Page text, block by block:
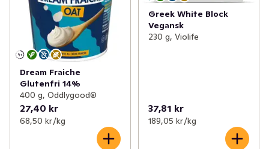
Dream Fraiche
Glutenfri 14%
400 g, Oddlygood®
27,40 kr
68,50 kr /kg
Greek White Block
Vegansk
230 g, Violife
37,81 kr
189,05 kr /kg